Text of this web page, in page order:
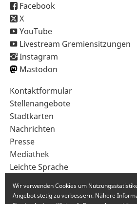
Facebook
X
YouTube
Livestream Gremiensitzungen
Instagram
Mastodon
Sekundärnavigation
im
Fußbereich
Kontaktformular
Stellenangebote
Stadtkarten
Nachrichten
Presse
Mediathek
Leichte Sprache
Wir verwenden Cookies um
Angebot stetig zu verbessern. Nähere